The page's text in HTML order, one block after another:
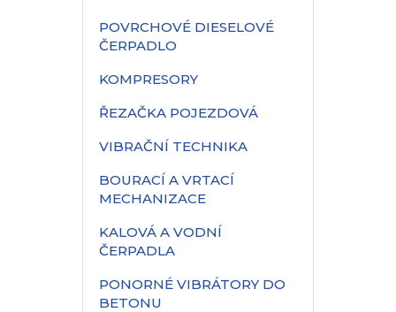
POVRCHOVÉ DIESELOVÉ
ČERPADLO
KOMPRESORY
ŘEZAČKA POJEZDOVÁ
VIBRAČNÍ TECHNIKA
BOURACÍ A VRTACÍ
MECHANIZACE
KALOVÁ A VODNÍ
ČERPADLA
PONORNÉ VIBRÁTORY DO
BETONU